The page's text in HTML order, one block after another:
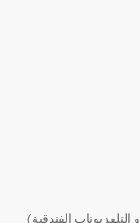
الفندقية)